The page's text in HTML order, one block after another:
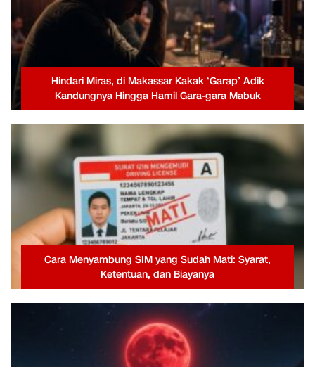
Hindari Miras, di Makassar Kakak ‘Garap’ Adik
Kandungnya Hingga Hamil Gara-gara Mabuk
Cara Menyambung SIM yang Sudah Mati: Syarat,
Ketentuan, dan Biayanya